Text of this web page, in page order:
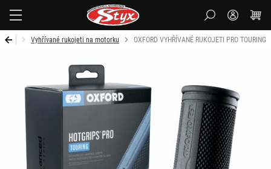
Vyhřívané rukojeti na motorku OXFORD VYHŘÍVANÉ RUKOJETI PRO TOURING